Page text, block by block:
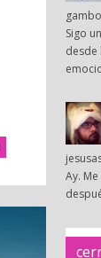
Sigo
desde
Ay.